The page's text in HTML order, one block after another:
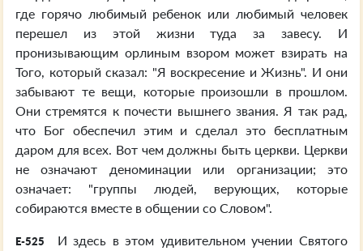
где горячо любимый ребенок или любимый человек
перешел из этой жизни туда за завесу. И
пронизывающим орлиным взором может взирать на
Того, который сказал: "Я воскресение и Жизнь". И они
забывают те вещи, которые произошли в прошлом.
Они стремятся к почести вышнего звания. Я так рад,
что Бог обеспечил этим и сделал это бесплатным
даром для всех. Вот чем должны быть церкви. Церкви
не означают деноминации или организации; это
означает: "группы людей, верующих, которые
собираются вместе в общении со Словом".
E-525
И здесь в этом удивительном учении Святого